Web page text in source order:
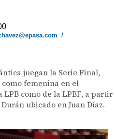
/
juegan la Serie Final,
femenina en el
como de la LPBF, a partir
ubicado en Juan Díaz.